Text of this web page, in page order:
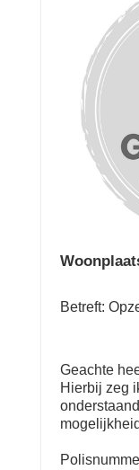
Betreft:
Geachte
Hierbij zeg